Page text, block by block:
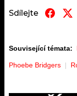
Sdílejte
Související témata:
Phoebe Bridgers